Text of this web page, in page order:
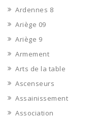
Ardennes 8
Ariège 09
Ariège 9
Armement
Arts de la table
Ascenseurs
Assainissement
Association